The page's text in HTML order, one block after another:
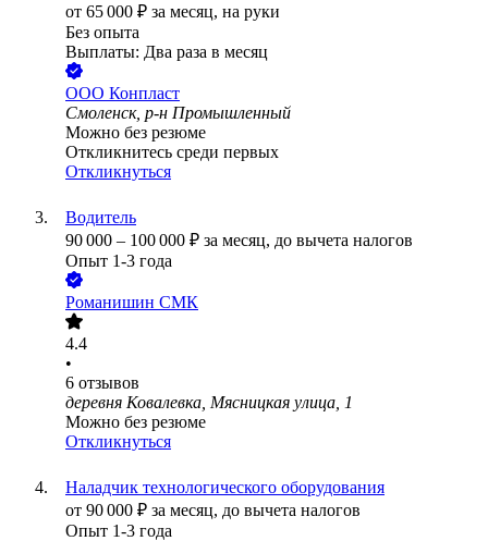
от 65 000 ₽ за месяц, на руки
Без опыта
Выплаты: Два раза в месяц
ООО Конпласт
Смоленск, р-н Промышленный
Можно без резюме
Откликнитесь среди первых
Откликнуться
Водитель
90 000 – 100 000 ₽ за месяц, до вычета налогов
Опыт 1-3 года
Романишин СМК
4.4
•
6 отзывов
деревня Ковалевка, Мясницкая улица, 1
Можно без резюме
Откликнуться
Наладчик технологического оборудования
от 90 000 ₽ за месяц, до вычета налогов
Опыт 1-3 года